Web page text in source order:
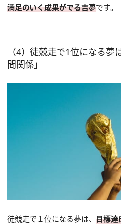
満足のいく成果がでる吉夢です。
（4）徒競走で1位になる
間関係」
徒競走で１位になる夢は、 目標達